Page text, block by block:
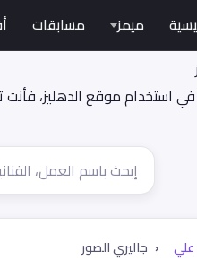
في استخدام موقع الدهليز،
ميمز مسابقات
جاليري الصور